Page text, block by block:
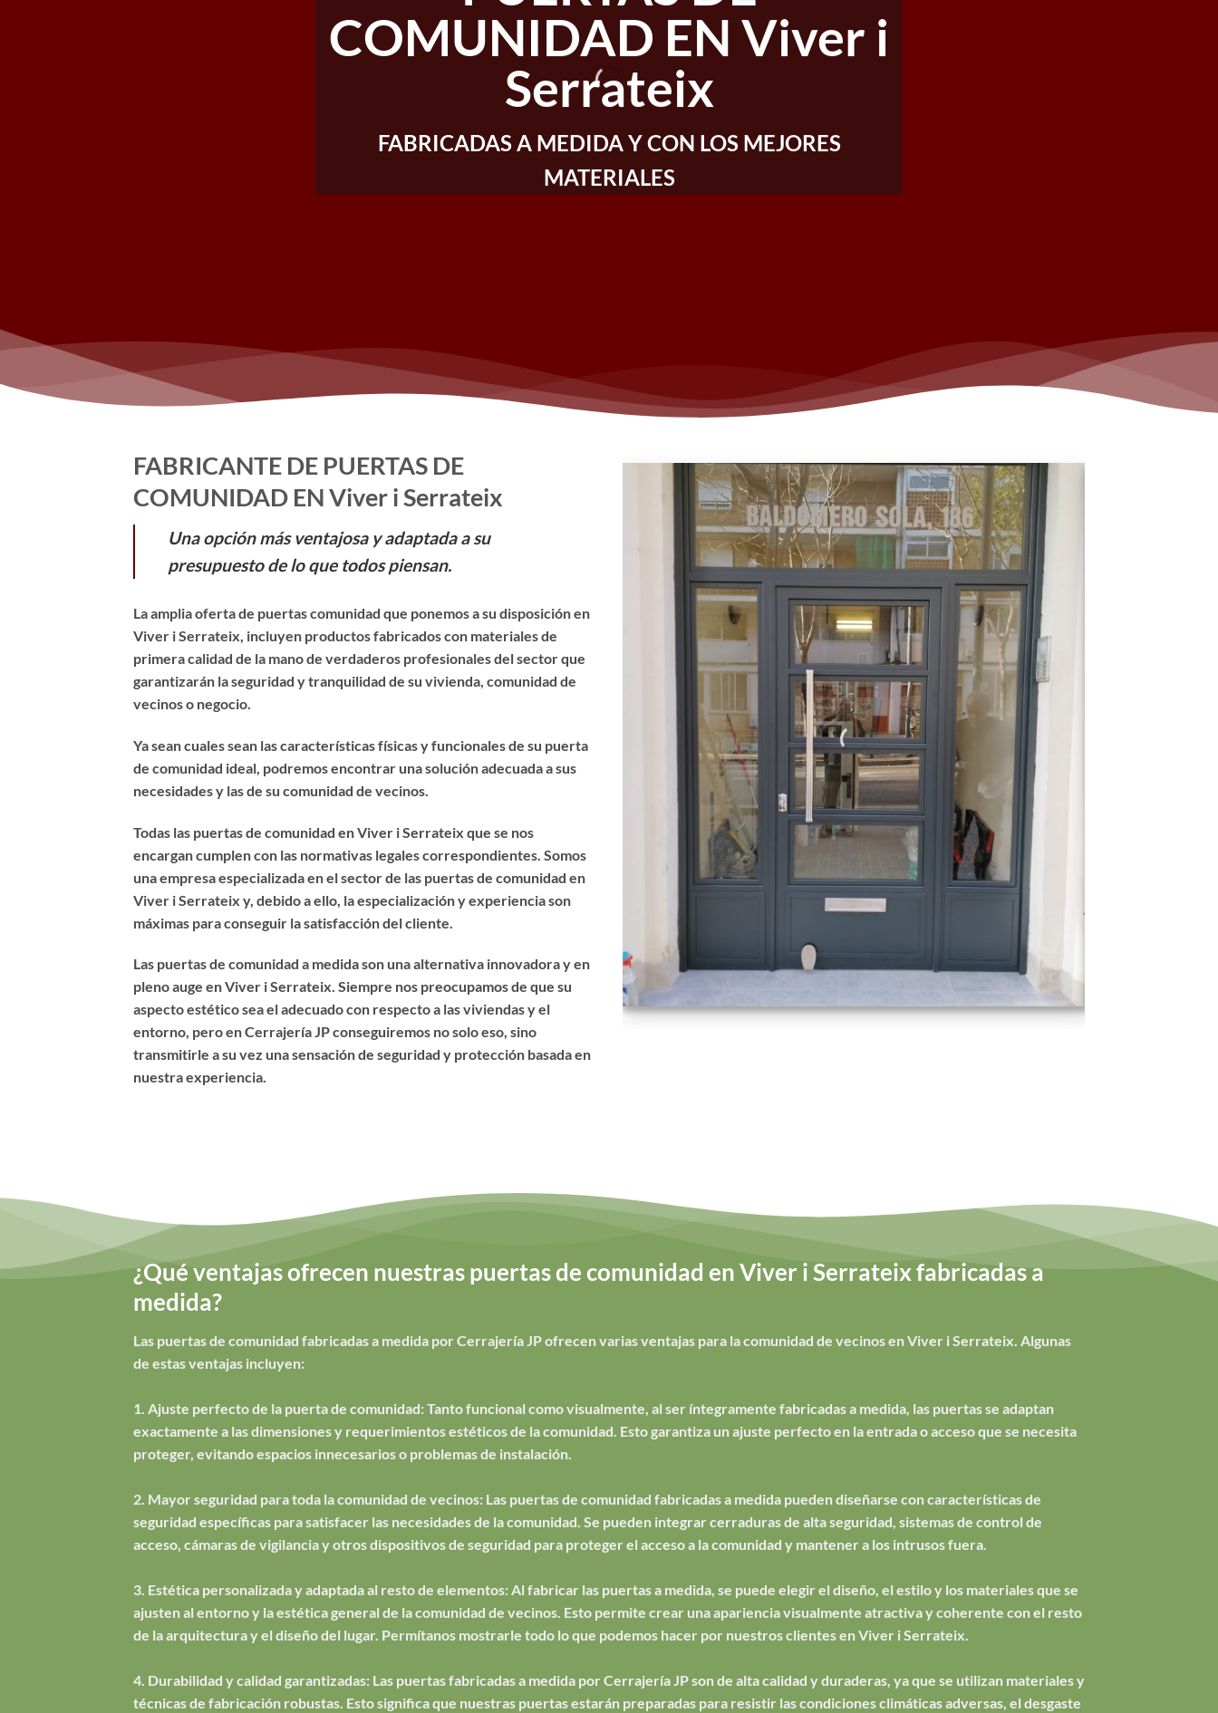
COMUNIDAD EN Viver i
Serrateix
FABRICADAS A MEDIDA Y CON LOS MEJORES
MATERIALES
FABRICANTE DE PUERTAS DE
COMUNIDAD EN Viver i Serrateix
Una opción más ventajosa y adaptada a su
presupuesto de lo que todos piensan.
La amplia oferta de puertas comunidad que ponemos a su disposición en
Viver i Serrateix, incluyen productos fabricados con materiales de
primera calidad de la mano de verdaderos profesionales del sector que
garantizarán la seguridad y tranquilidad de su vivienda, comunidad de
vecinos o negocio.
Ya sean cuales sean las características físicas y funcionales de su puerta
de comunidad ideal, podremos encontrar una solución adecuada a sus
necesidades y las de su comunidad de vecinos.
Todas las puertas de comunidad en Viver i Serrateix que se nos
encargan cumplen con las normativas legales correspondientes. Somos
una empresa especializada en el sector de las puertas de comunidad en
Viver i Serrateix y, debido a ello, la especialización y experiencia son
máximas para conseguir la satisfacción del cliente.
Las puertas de comunidad a medida son una alternativa innovadora y en
pleno auge en Viver i Serrateix. Siempre nos preocupamos de que su
aspecto estético sea el adecuado con respecto a las viviendas y el
entorno, pero en Cerrajería JP conseguiremos no solo eso, sino
transmitirle a su vez una sensación de seguridad y protección basada en
nuestra experiencia.
¿Qué ventajas ofrecen nuestras puertas de comunidad en Viver i Serrateix fabricadas a
medida?
Las puertas de comunidad fabricadas a medida por Cerrajería JP ofrecen varias ventajas para la comunidad de vecinos en Viver i Serrateix. Algunas
de estas ventajas incluyen:
1. Ajuste perfecto de la puerta de comunidad: Tanto funcional como visualmente, al ser íntegramente fabricadas a medida, las puertas se adaptan
exactamente a las dimensiones y requerimientos estéticos de la comunidad. Esto garantiza un ajuste perfecto en la entrada o acceso que se necesita
proteger, evitando espacios innecesarios o problemas de instalación.
2. Mayor seguridad para toda la comunidad de vecinos: Las puertas de comunidad fabricadas a medida pueden diseñarse con características de
seguridad específicas para satisfacer las necesidades de la comunidad. Se pueden integrar cerraduras de alta seguridad, sistemas de control de
acceso, cámaras de vigilancia y otros dispositivos de seguridad para proteger el acceso a la comunidad y mantener a los intrusos fuera.
3. Estética personalizada y adaptada al resto de elementos: Al fabricar las puertas a medida, se puede elegir el diseño, el estilo y los materiales que se
ajusten al entorno y la estética general de la comunidad de vecinos. Esto permite crear una apariencia visualmente atractiva y coherente con el resto
de la arquitectura y el diseño del lugar. Permítanos mostrarle todo lo que podemos hacer por nuestros clientes en Viver i Serrateix.
4. Durabilidad y calidad garantizadas: Las puertas fabricadas a medida por Cerrajería JP son de alta calidad y duraderas, ya que se utilizan materiales y
técnicas de fabricación robustas. Esto significa que nuestras puertas estarán preparadas para resistir las condiciones climáticas adversas, el desgaste